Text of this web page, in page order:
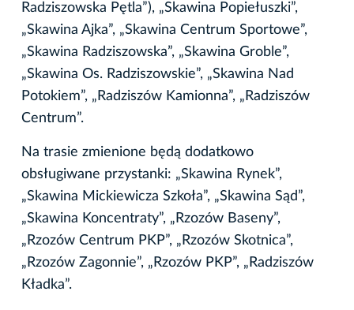
Radziszowska Pętla”), „Skawina Popiełuszki”,
„Skawina Ajka”, „Skawina Centrum Sportowe”,
„Skawina Radziszowska”, „Skawina Groble”,
„Skawina Os. Radziszowskie”, „Skawina Nad
Potokiem”, „Radziszów Kamionna”, „Radziszów
Centrum”.
Na trasie zmienione będą dodatkowo
obsługiwane przystanki: „Skawina Rynek”,
„Skawina Mickiewicza Szkoła”, „Skawina Sąd”,
„Skawina Koncentraty”, „Rzozów Baseny”,
„Rzozów Centrum PKP”, „Rzozów Skotnica”,
„Rzozów Zagonnie”, „Rzozów PKP”, „Radziszów
Kładka”.